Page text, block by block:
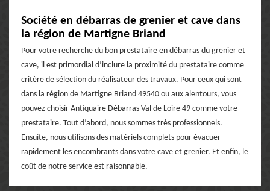
Société en débarras de grenier et cave dans
la région de Martigne Briand
Pour votre recherche du bon prestataire en débarras du grenier et
cave, il est primordial d’inclure la proximité du prestataire comme
critère de sélection du réalisateur des travaux. Pour ceux qui sont
dans la région de Martigne Briand 49540 ou aux alentours, vous
pouvez choisir Antiquaire Débarras Val de Loire 49 comme votre
prestataire. Tout d’abord, nous sommes très professionnels.
Ensuite, nous utilisons des matériels complets pour évacuer
rapidement les encombrants dans votre cave et grenier. Et enfin, le
coût de notre service est raisonnable.